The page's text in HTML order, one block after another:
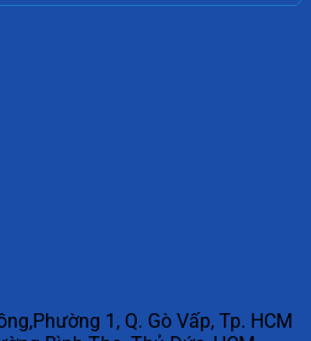
1, Q. Gò Vấp, Tp. HCM